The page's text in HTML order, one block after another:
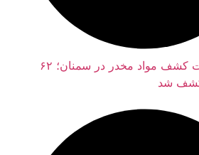
اجرای ۲ عملیات کشف مواد مخدر در سمنان؛ ۶۲